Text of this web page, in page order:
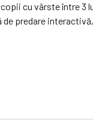
cu vârste între
predare